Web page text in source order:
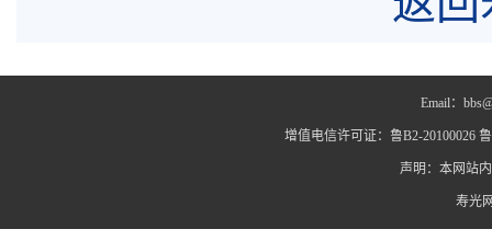
Email：
增值电信许可证：鲁B2-20100026
声明：本网站
寿光